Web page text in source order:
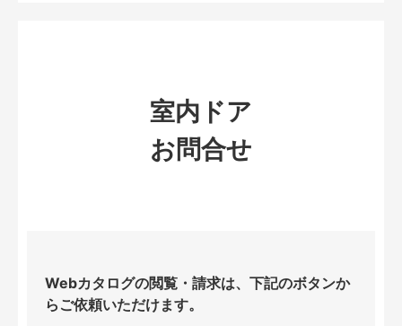
室内ドア
お問合せ
Webカタログの閲覧・請求は、下記のボタンか
らご依頼いただけます。